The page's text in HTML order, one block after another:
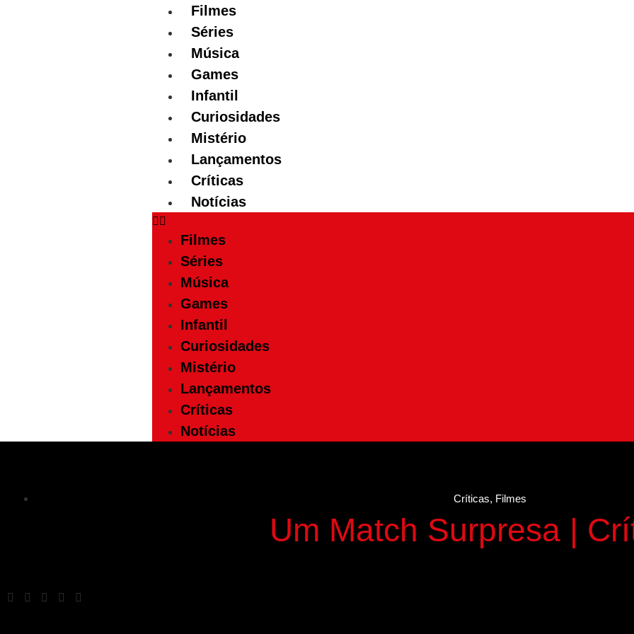
Filmes
Séries
Música
Games
Infantil
Curiosidades
Mistério
Lançamentos
Críticas
Notícias
Filmes
Séries
Música
Games
Infantil
Curiosidades
Mistério
Lançamentos
Críticas
Notícias
Críticas, Filmes
Um Match Surpresa |